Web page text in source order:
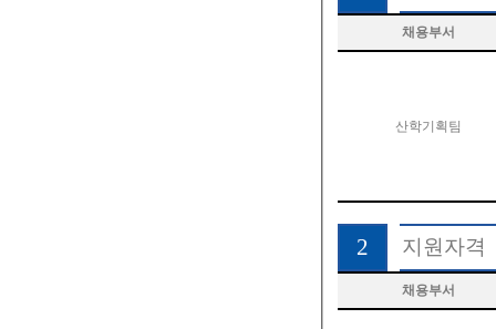
채용부서
산학기획팀
2 지원자격
채용부서